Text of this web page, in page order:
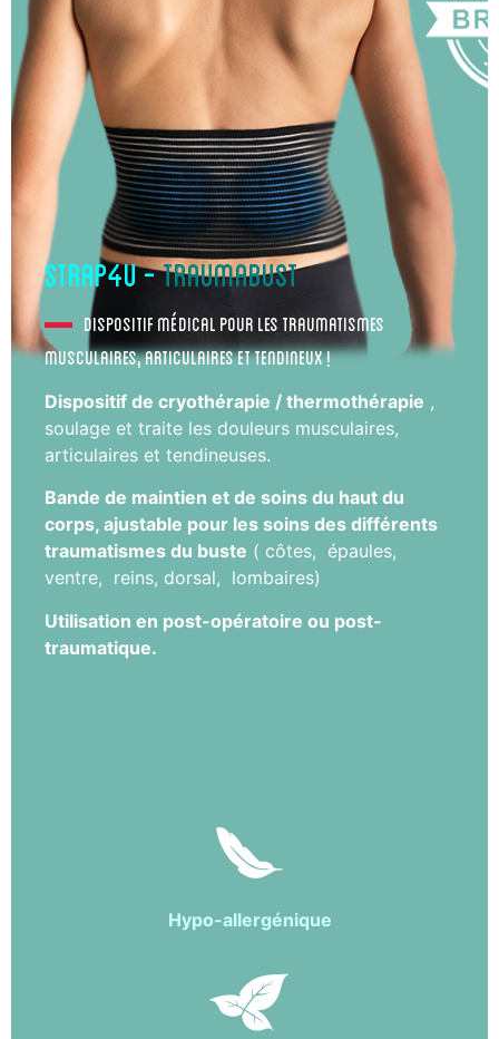
strap4u -TRAUMABUST
Dispositif médical pour les traumatismes
musculaires, articulaires et tendineux !
Dispositif de cryothérapie / thermothérapie ,
soulage et traite les douleurs musculaires,
articulaires et tendineuses.
Bande de maintien et de soins du haut du
corps, ajustable pour les soins des différents
traumatismes du buste ( côtes, épaules,
ventre, reins, dorsal, lombaires)
Utilisation en post-opératoire ou post-
traumatique.
Hypo-allergénique